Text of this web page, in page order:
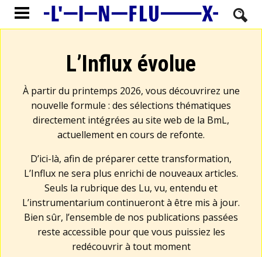
L’Influx évolue
À partir du printemps 2026, vous découvrirez une
nouvelle formule : des sélections thématiques
directement intégrées au site web de la BmL,
actuellement en cours de refonte.
D’ici-là, afin de préparer cette transformation,
L’Influx ne sera plus enrichi de nouveaux articles.
Seuls la rubrique des Lu, vu, entendu et
L’instrumentarium continueront à être mis à jour.
Bien sûr, l’ensemble de nos publications passées
reste accessible pour que vous puissiez les
redécouvrir à tout moment